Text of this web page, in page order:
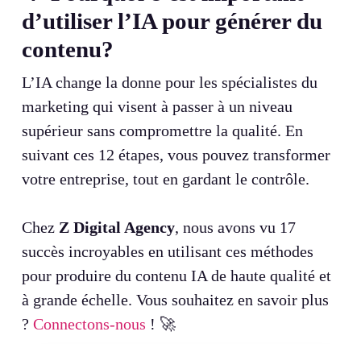
d’utiliser l’IA pour générer du
contenu?
L’IA change la donne pour les spécialistes du
marketing qui visent à passer à un niveau
supérieur sans compromettre la qualité. En
suivant ces 12 étapes, vous pouvez transformer
votre entreprise, tout en gardant le contrôle.
Chez Z Digital Agency, nous avons vu 17
succès incroyables en utilisant ces méthodes
pour produire du contenu IA de haute qualité et
à grande échelle. Vous souhaitez en savoir plus
? Connectons-nous ! 🚀